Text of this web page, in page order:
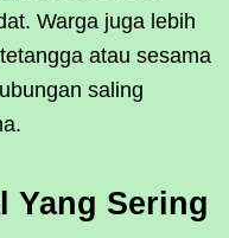
Warga juga lebih
atau sesama
saling
Yang Sering